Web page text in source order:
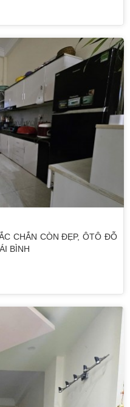
CHẮN CÒN ĐẸP, ÔTÔ ĐỖ
BÌNH